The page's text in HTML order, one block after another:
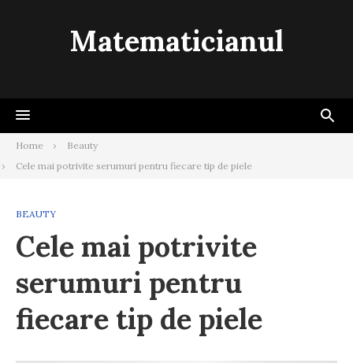
Matematicianul
Home
Beauty
Cele mai potrivite serumuri pentru fiecare tip de piele
BEAUTY
Cele mai potrivite
serumuri pentru
fiecare tip de piele